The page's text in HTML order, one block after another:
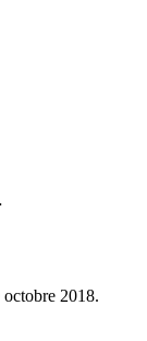
octobre 2018.